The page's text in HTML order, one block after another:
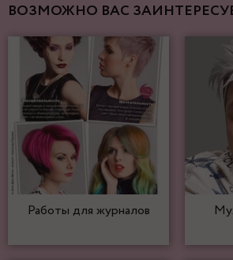
ВОЗМОЖНО ВАС
Работы для журналов